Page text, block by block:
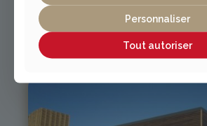
04 70 97 56 39
cusset@gabriel-sa.fr
Personnaliser
Tout autoriser